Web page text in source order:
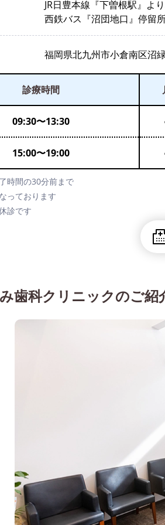
JR日豊本線『下曽根駅』よ
西鉄バス『沼団地口』停留
福岡県北九州市小倉南区沼
診療時間
09:30〜13:30
15:00〜19:00
時間の30分前まで
っております
診です
歯科クリニックのご紹